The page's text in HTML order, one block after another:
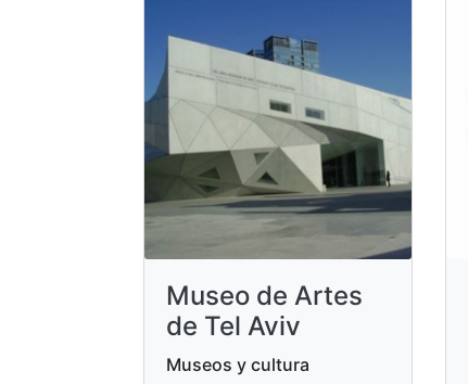
Museo de Artes
de Tel Aviv
Museos y cultura